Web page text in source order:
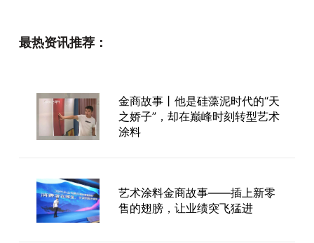
最热资讯推荐：
金商故事丨他是硅藻泥时代的“天
之娇子”，却在巅峰时刻转型艺术
涂料
艺术涂料金商故事——插上新零
售的翅膀，让业绩突飞猛进